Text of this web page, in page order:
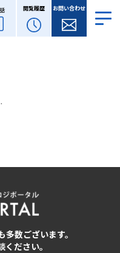
閲覧履歴 お問い合わせ
数ございます。
ださい。